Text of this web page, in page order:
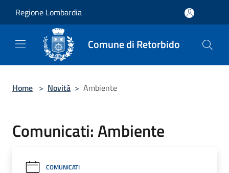
Regione Lombardia
Comune di Retorbido
Home > Novità > Ambiente
Comunicati: Ambiente
COMUNICATI